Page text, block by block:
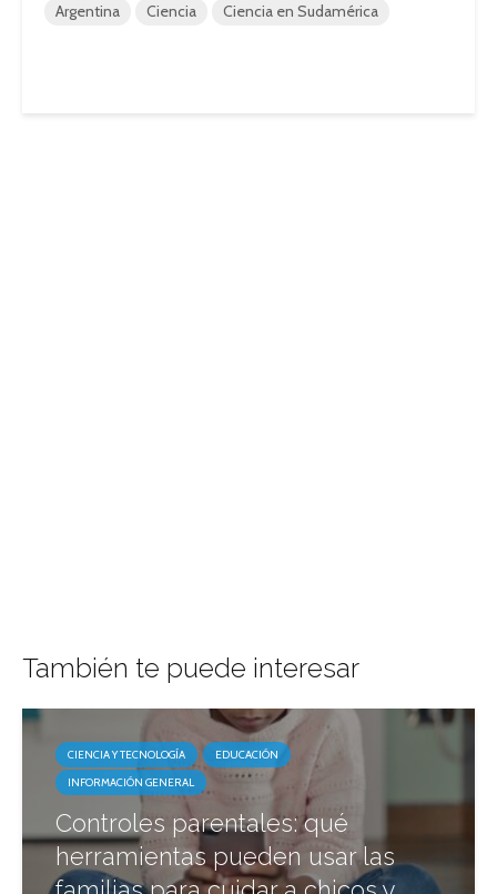
Argentina Ciencia Ciencia en Sudamérica
También te puede interesar
CIENCIA Y TECNOLOGÍA
EDUCACIÓN
INFORMACIÓN GENERAL
Controles parentales: qué
herramientas pueden usar las